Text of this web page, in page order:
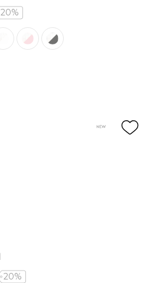
20%
20%